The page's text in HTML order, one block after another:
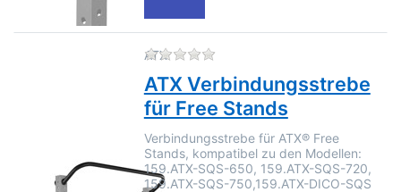
ATX Zu diesem Produkt liegen
ATX Verbindungsstrebe
für Free Stands
Verbindungsstrebe für ATX® Free
Stands, kompatibel zu den Modellen:
159.ATX-SQS-650, 159.ATX-SQS-720,
159.ATX-SQS-750,159.ATX-DICO-SQS